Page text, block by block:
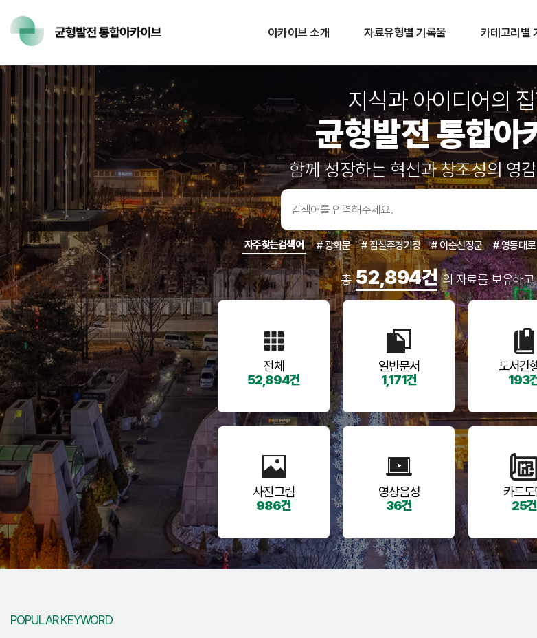
아카이브 소개 자료유형별 기록물 카테고리별
지식과 아이디어의
균형발전 통합아
함께 성장하는 혁신과 창조성의 영
검색어입
력
자주찾는검색어 # 광화문 # 잠실주경기장 # 이순신장군 # 영동대
총52,894건의 자료를 보유하고
전체
52,894건
일반문서
1,171건
도서간
193
사진그림
986건
영상음성
36건
카드
25건
POPULAR KEYWORD